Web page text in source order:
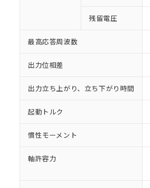
残留電圧
最高応答周波数
出力位相差
出力立ち上がり、立ち下がり時間
起動トルク
慣性モーメント
軸許容力